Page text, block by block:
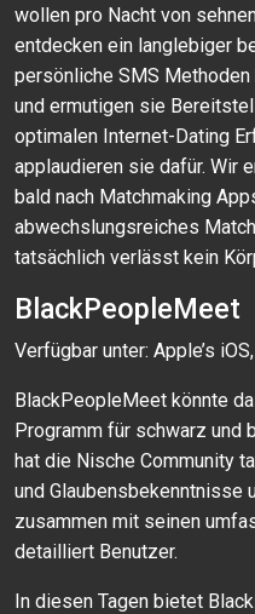
wollen pro Nacht von
entdecken ein langlebiger
persönliche SMS Methoden
und ermutigen sie
optimalen Internet-Dating
applaudieren sie dafür. Wir
bald nach Matchmaking
abwechslungsreiches
tatsächlich verlässt kein
BlackPeopleMeet
Verfügbar unter: Apple’s
BlackPeopleMeet könnte
Programm für schwarz und
hat die Nische Community
und Glaubensbekenntnisse
zusammen mit seinen
detailliert Benutzer.
In diesen Tagen bietet